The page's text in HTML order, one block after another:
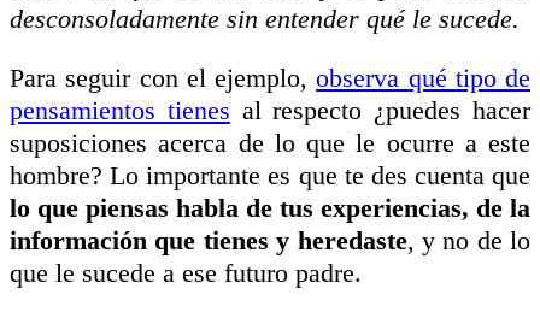
desconsoladamente sin entender qué le sucede.
Para seguir con el ejemplo,observa qué tipo de
pensamientos tienes al respecto ¿puedes hacer
suposiciones acerca de lo que le ocurre a este
hombre? Lo importante es que te des cuenta que
lo que piensas habla de tus experiencias, de la
información que tienes y heredaste, y no de lo
que le sucede a ese futuro padre.